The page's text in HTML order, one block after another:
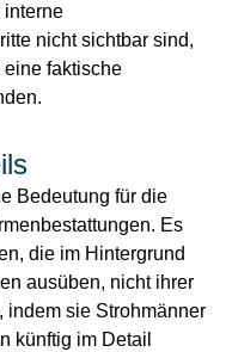
interne
nicht sichtbar sind,
eine faktische
Bedeutung für die
Es
die im Hintergrund
ausüben, nicht ihrer
indem sie Strohmänner
künftig im Detail